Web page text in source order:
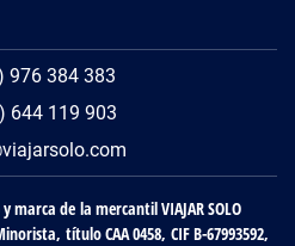
976 384 383
644 119 903
y marca de la mercantil VIAJAR SOLO
título CAA 0458, CIF B-67993592,